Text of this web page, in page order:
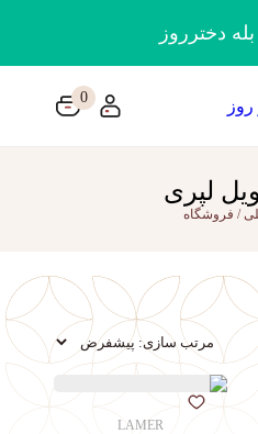
دخترروز
0
لپری
/ فروشگاه
LAMER